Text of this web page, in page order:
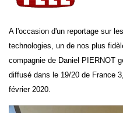
A l'occasion d'un reportage sur
technologies, un de nos plus
compagnie de Daniel PIERNOT
diffusé dans le 19/20 de France
février 2020.